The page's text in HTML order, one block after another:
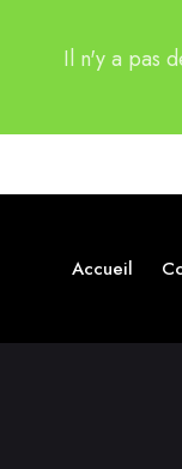
Il n'y a pas
Accueil